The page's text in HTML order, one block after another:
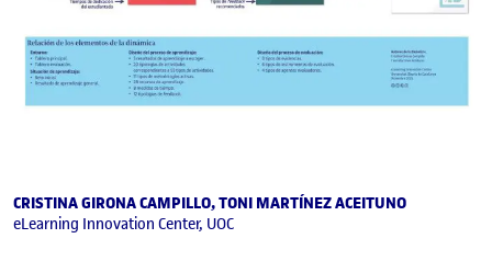
CRISTINA GIRONA CAMPILLO, TONI MARTÍNEZ ACEITUNO
eLearning Innovation Center, UOC